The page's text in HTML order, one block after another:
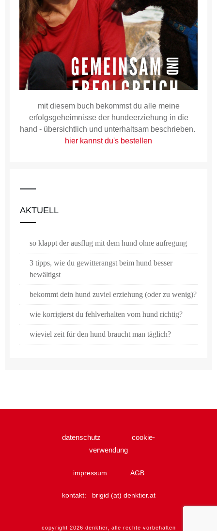
mit diesem buch bekommst du alle meine
erfolgsgeheimnisse der hundeerziehung in die
hand - übersichtlich und unterhaltsam beschrieben.
hier kannst du's bestellen
AKTUELL
so klappt der ausflug mit dem hund ohne aufregung
3 tipps, wie du gewitterangst beim hund besser
bewältigst
bekommt dein hund zuviel erziehung (oder zu wenig)?
wie korrigierst du fehlverhalten vom hund richtig?
wieviel zeit für den hund braucht man täglich?
datenschutz
cookie-
verwendung
impressum AGB
kontakt: brigid (at) denktier.at
copyright 2026 denktier, alle rechte vorbehalten